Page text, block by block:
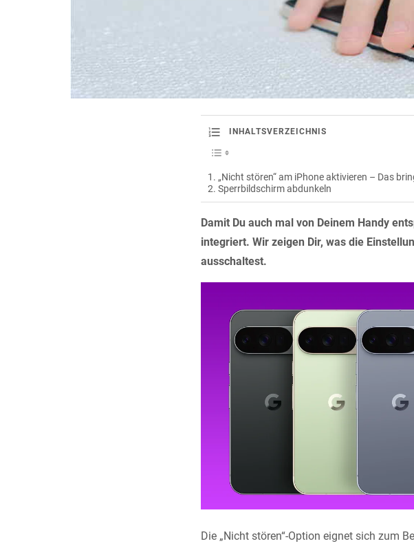
INHALTSVERZEICHNIS
„Nicht stören“ am iPhone aktivieren – Das
Sperrbildschirm abdunkeln
Damit Du auch mal von Deinem Handy
integriert. Wir zeigen Dir, was die
ausschaltest.
Die „Nicht stören“-Option eignet sich zum